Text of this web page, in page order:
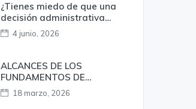
¿Tienes miedo de que una
decisión administrativa
termine en una denuncia
penal?
4 junio, 2026
ALCANCES DE LOS
FUNDAMENTOS DE
OBSERVANCIA
OBLIGATORIA EN LA
18 marzo, 2026